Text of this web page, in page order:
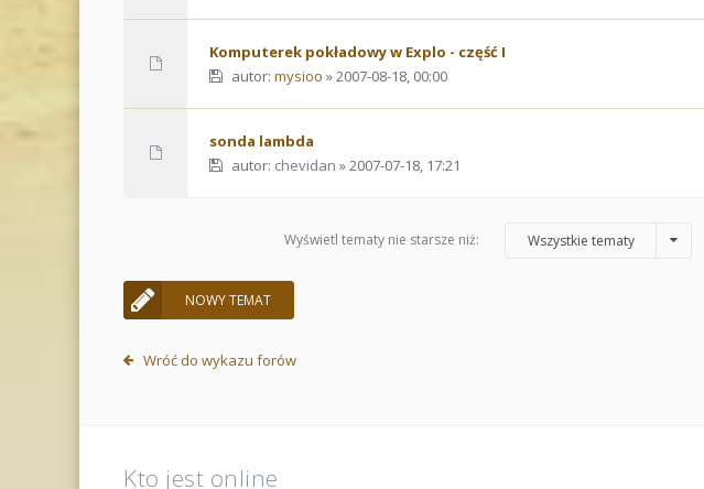
Komputerek pokładowy w Explo - część I
autor: mysioo » 2007-08-18, 00:00
sonda lambda
autor: chevidan » 2007-07-18, 17:21
Wyświetl tematy nie starsze niż: Wszystkie tematy
NOWY TEMAT
Wróć do wykazu forów
Kto jest online